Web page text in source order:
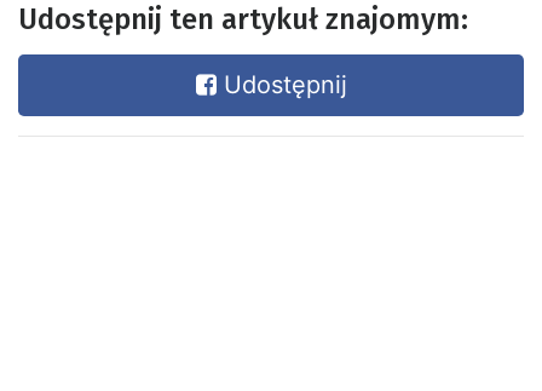
Udostępnij ten artykuł znajomym:
Udostępnij